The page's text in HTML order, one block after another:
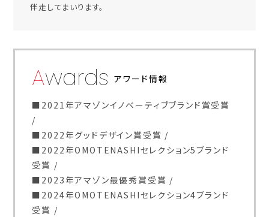
伴走してまいります。
Awards アワード情報
2021年アマゾンイノベーティブブランド賞受賞
2022年グッドデザイン賞受賞
2022年OMOTENASHIセレクション5ブランド
受賞
2023年アマゾン最優秀賞受賞
2024年OMOTENASHIセレクション4ブランド
受賞